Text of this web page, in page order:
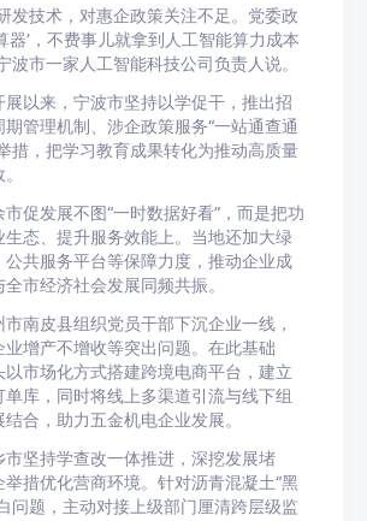
技术，对惠企政策关注不足。党委政
器’，不费事儿就拿到人工智能算力成本
波市一家人工智能科技公司负责人说。
来，宁波市坚持以学促干，推出招
管理机制、涉企政策服务“一站通查通
措，把学习教育成果转化为推动高质量
发展不图“一时数据好看”，而是把功
生态、提升服务效能上。当地还加大绿
公共服务平台等保障力度，推动企业成
市经济社会发展同频共振。
皮县组织党员干部下沉企业一线，
业增产不增收等突出问题。在此基础
以市场化方式搭建跨境电商平台，建立
库，同时将线上多渠道引流与线下组
合，助力五金机电企业发展。
坚持学查改一体推进，深挖发展堵
举措优化营商环境。针对沥青混凝土“黑
问题，主动对接上级部门厘清跨层级监